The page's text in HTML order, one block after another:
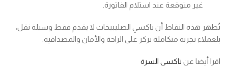
غير متوقعة عند استلام الفاتورة.
تُظهر هذه النقاط أن تاكسي الصليبيخات لا يقدم فقط وسيلة نقل،
بلعملاء تجربة متكاملة تركز على الراحة والأمان والمصداقية.
اقرا أيضا عن تاكسى السرة